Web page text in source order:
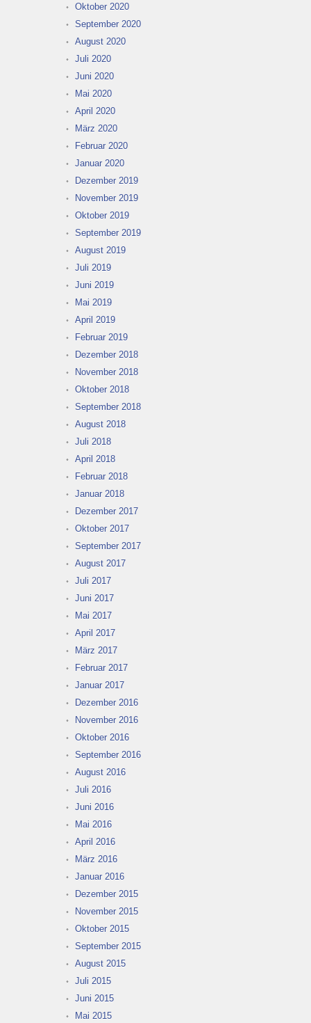
Oktober 2020
September 2020
August 2020
Juli 2020
Juni 2020
Mai 2020
April 2020
März 2020
Februar 2020
Januar 2020
Dezember 2019
November 2019
Oktober 2019
September 2019
August 2019
Juli 2019
Juni 2019
Mai 2019
April 2019
Februar 2019
Dezember 2018
November 2018
Oktober 2018
September 2018
August 2018
Juli 2018
April 2018
Februar 2018
Januar 2018
Dezember 2017
Oktober 2017
September 2017
August 2017
Juli 2017
Juni 2017
Mai 2017
April 2017
März 2017
Februar 2017
Januar 2017
Dezember 2016
November 2016
Oktober 2016
September 2016
August 2016
Juli 2016
Juni 2016
Mai 2016
April 2016
März 2016
Januar 2016
Dezember 2015
November 2015
Oktober 2015
September 2015
August 2015
Juli 2015
Juni 2015
Mai 2015